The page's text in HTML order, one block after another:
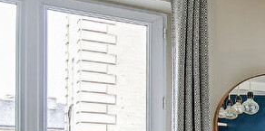
détaillées